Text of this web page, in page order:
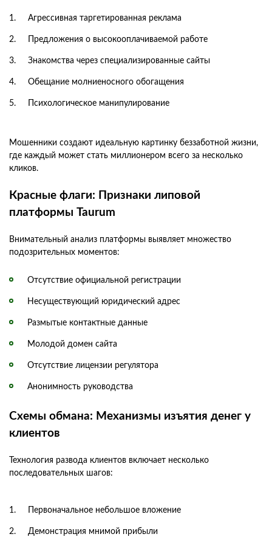
Агрессивная таргетированная реклама
Предложения о высокооплачиваемой работе
Знакомства через специализированные сайты
Обещание молниеносного обогащения
Психологическое манипулирование
Мошенники создают идеальную картинку беззаботной жизни,
где каждый может стать миллионером всего за несколько
кликов.
Красные флаги: Признаки липовой
платформы Taurum
Внимательный анализ платформы выявляет множество
подозрительных моментов:
Отсутствие официальной регистрации
Несуществующий юридический адрес
Размытые контактные данные
Молодой домен сайта
Отсутствие лицензии регулятора
Анонимность руководства
Схемы обмана: Механизмы изъятия денег у
клиентов
Технология развода клиентов включает несколько
последовательных шагов:
Первоначальное небольшое вложение
Демонстрация мнимой прибыли